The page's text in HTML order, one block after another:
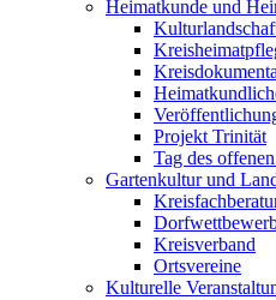
Heimatkunde und
Projekt Trinität
Tag des
Gartenkultur und
Kreisverband
Ortsvereine
Kulturelle